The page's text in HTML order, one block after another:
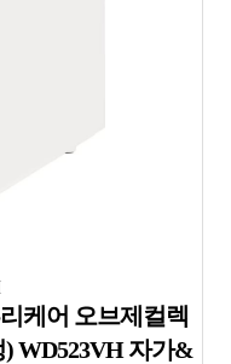
케어 오브제컬렉
WD523VH 자가&